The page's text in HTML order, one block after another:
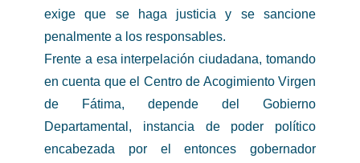
exige que se haga justicia y se sancione
penalmente a los responsables.
Frente a esa interpelación ciudadana, tomando
en cuenta que el Centro de Acogimiento Virgen
de Fátima, depende del Gobierno
Departamental, instancia de poder político
encabezada por el entonces gobernador